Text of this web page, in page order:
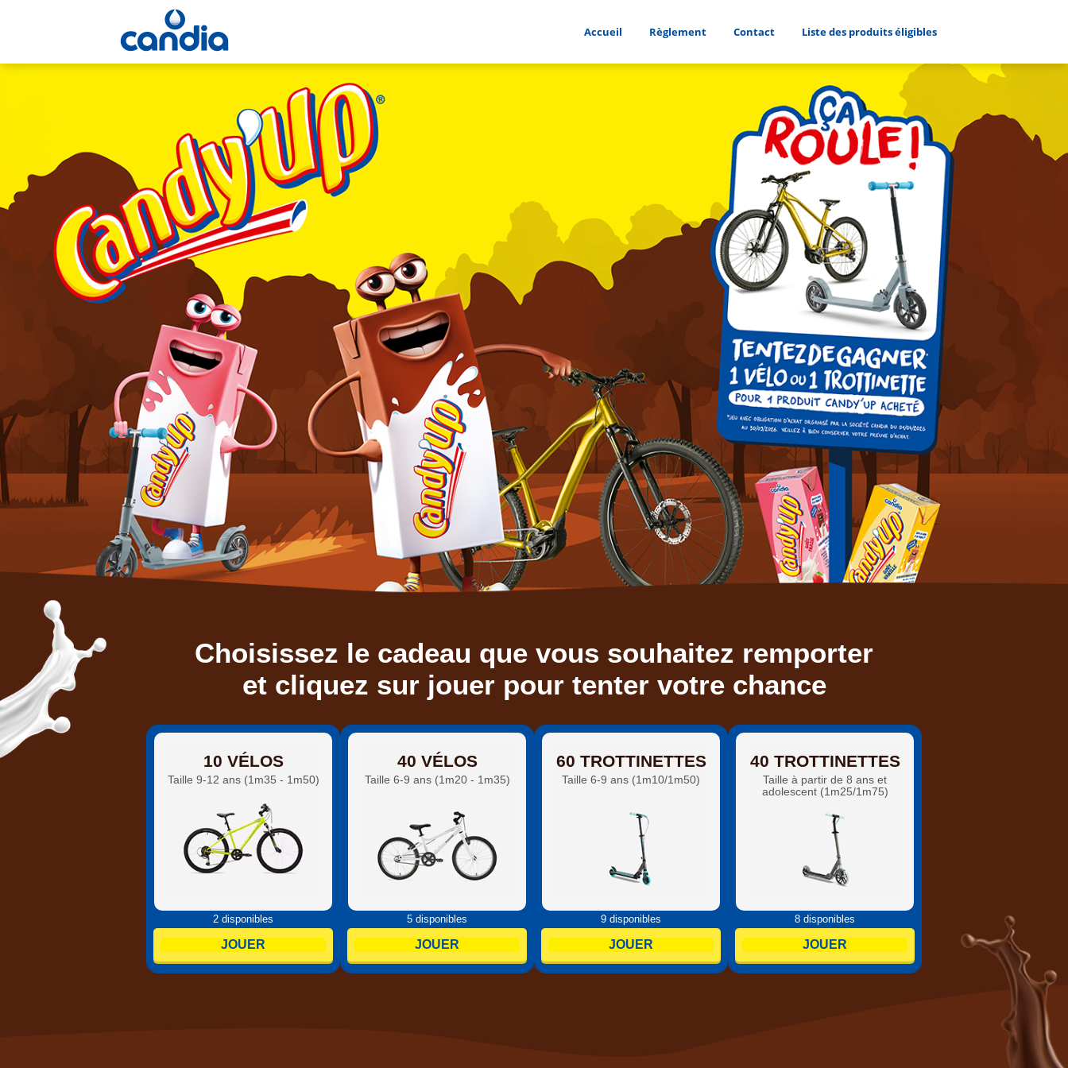
Accueil Règlement Contact Liste des produits éligibles
Choisissez le cadeau que vous souhaitez remporter
et cliquez sur jouer pour tenter votre chance
10 VÉLOS
Taille 9-12 ans (1m35 - 1m50)
2 disponibles
JOUER
40 VÉLOS
Taille 6-9 ans (1m20 - 1m35)
5 disponibles
JOUER
60 TROTTINETTES
Taille 6-9 ans (1m10/1m50)
9 disponibles
JOUER
40 TROTTINETTES
Taille à partir de 8 ans et
adolescent (1m25/1m75)
8 disponibles
JOUER